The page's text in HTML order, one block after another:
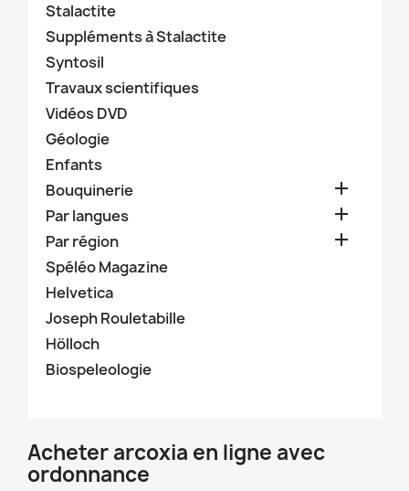
Stalactite
Suppléments à Stalactite
Syntosil
Travaux scientifiques
Vidéos DVD
Géologie
Enfants
Bouquinerie

Par langues 
Par région 
Spéléo Magazine
Helvetica
Joseph Rouletabille
Hölloch
Biospeleologie
Acheter arcoxia en ligne avec
ordonnance